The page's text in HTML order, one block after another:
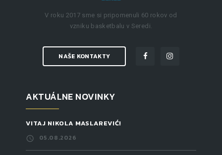
V roku 2017 sme si pripomenuli 60 rokov od
vzniku basketbalu v Seredi.
NAŠE KONTAKTY
AKTUÁLNE NOVINKY
VITAJ NIKOLA MASLAREVIĆ!
05.08.2026